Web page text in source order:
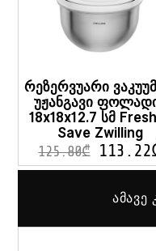
რეზერვუარი
უჟანგავი
18x18x12.7 სმ
Save Zwilling
125.80₾ 113.22